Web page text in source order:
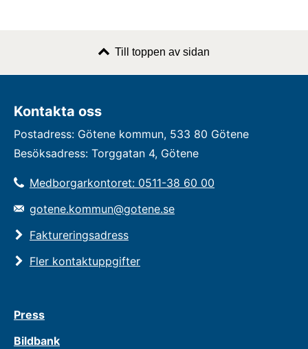
Till toppen av sidan
Kontakta oss
Postadress: Götene kommun, 533 80 Götene
Besöksadress: Torggatan 4, Götene
Medborgarkontoret: 0511-38 60 00
gotene.kommun@gotene.se
Faktureringsadress
Fler kontaktuppgifter
Press
Bildbank